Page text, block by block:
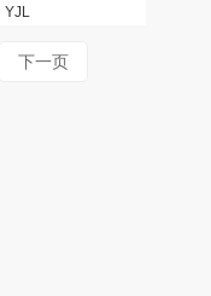
YJL
下一页